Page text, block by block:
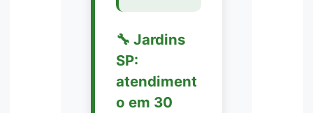
🔧 Jardins
SP:
atendiment
o em 30